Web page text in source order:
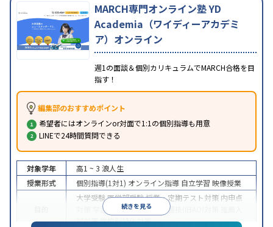
MARCH専門オンライン塾 YD
Academia（ワイディーアカデミ
ア）オンライン
週1の面談＆個別カリキュラムでMARCH合格を目
指す！
編集部のおすすめポイント
希望者にはオンラインor対面で1:1の個別指導も用意
LINEで24時間質問できる
続きを見る
対象学年 高1 ~ 3 浪人生
授業形式
個別指導(1対1) オンライン指導 自立学習 映像授業
大学受験医学部受験授業・定期テスト対策 内申点
学習習慣の定着 総合型選抜(旧AO)対策
試対策学校別特化対策